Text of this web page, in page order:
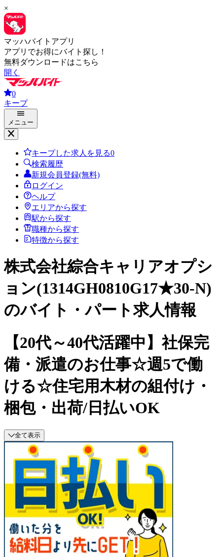
×
マッハバイトアプリ
アプリでお得にバイト探し！
無料ダウンロードはこちら
開く
0
キープ
メニュー
キープした求人を見る0
検索履歴
新規会員登録(無料)
ログイン
ヘルプ
エリアから探す
駅から探す
職種から探す
特徴から探す
株式会社綜合キャリアオプシ
ョン(1314GH0810G17★30-N)
のバイト・パート求人情報
【20代～40代活躍中】社保完
備・派遣のお仕事☆週5で働
ける☆住宅用木材の組付け・
梱包・出荷/日払いOK
全て表示